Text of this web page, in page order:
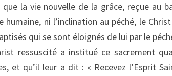
que la vie nouvelle de la grâce, reçue au
humaine, ni l’inclination au péché, le
qui se sont éloignés de lui par le
ressuscité a institué ce sacrement
et qu’il leur a dit : « Recevez l’Esprit